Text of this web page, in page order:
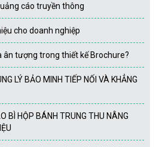
cáo truyền thông
cho doanh nghiệp
ân tượng trong thiết kế Brochure?
LÝ BẢO MINH TIẾP NỐI VÀ KHẲNG
BÌ HỘP BÁNH TRUNG THU NÂNG